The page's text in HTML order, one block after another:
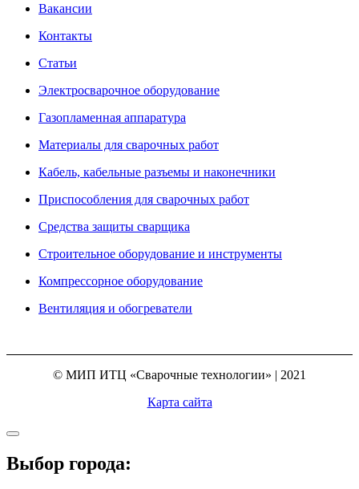
Вакансии
Контакты
Статьи
Электросварочное оборудование
Газопламенная аппаратура
Материалы для сварочных работ
Кабель, кабельные разъемы и наконечники
Приспособления для сварочных работ
Средства защиты сварщика
Строительное оборудование и инструменты
Компрессорное оборудование
Вентиляция и обогреватели
© МИП ИТЦ «Сварочные технологии» | 2021
Карта сайта
Выбор города: